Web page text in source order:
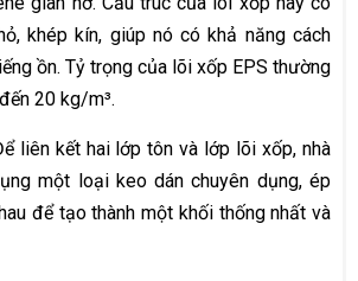
khép kín, giúp nó có khả năng cách
ồn. Tỷ trọng của lõi xốp EPS thường
20 kg/m³.
liên kết hai lớp tôn và lớp lõi xốp, nhà
một loại keo dán chuyên dụng, ép
để tạo thành một khối thống nhất và